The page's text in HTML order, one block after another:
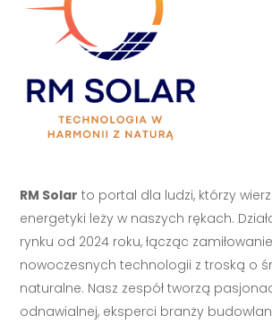
RM Solar to portal dla ludzi, którzy
energetyki leży w naszych rękach.
rynku od 2024 roku, łącząc
nowoczesnych technologii z troską o
naturalne. Nasz zespół tworzą
odnawialnej, eksperci branży